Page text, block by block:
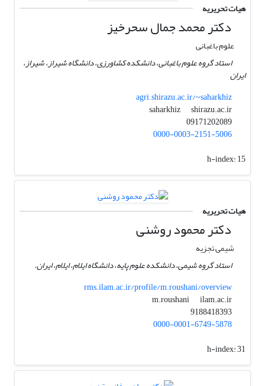
هیات تحریریه
دکتر محمد جمال سحرخیز
علوم باغبانی
استاد گروه علوم باغبانی، دانشکده کشاورزی، دانشگاه شیراز، شیراز،
ایران
agri.shirazu.ac.ir/~saharkhiz
saharkhiz
shirazu.ac.ir
09171202089
0000-0003-2151-5006
h-index:15
هیات تحریریه
دکتر محمود روشنی
شیمی تجزیه
استاد گروه شیمی، دانشکده علوم پایه، دانشگاه ایلام، ایلام، ایران.
rms.ilam.ac.ir/profile/m.roushani/overview
m.roushani
ilam.ac.ir
9188418393
0000-0001-6749-5878
h-index:31